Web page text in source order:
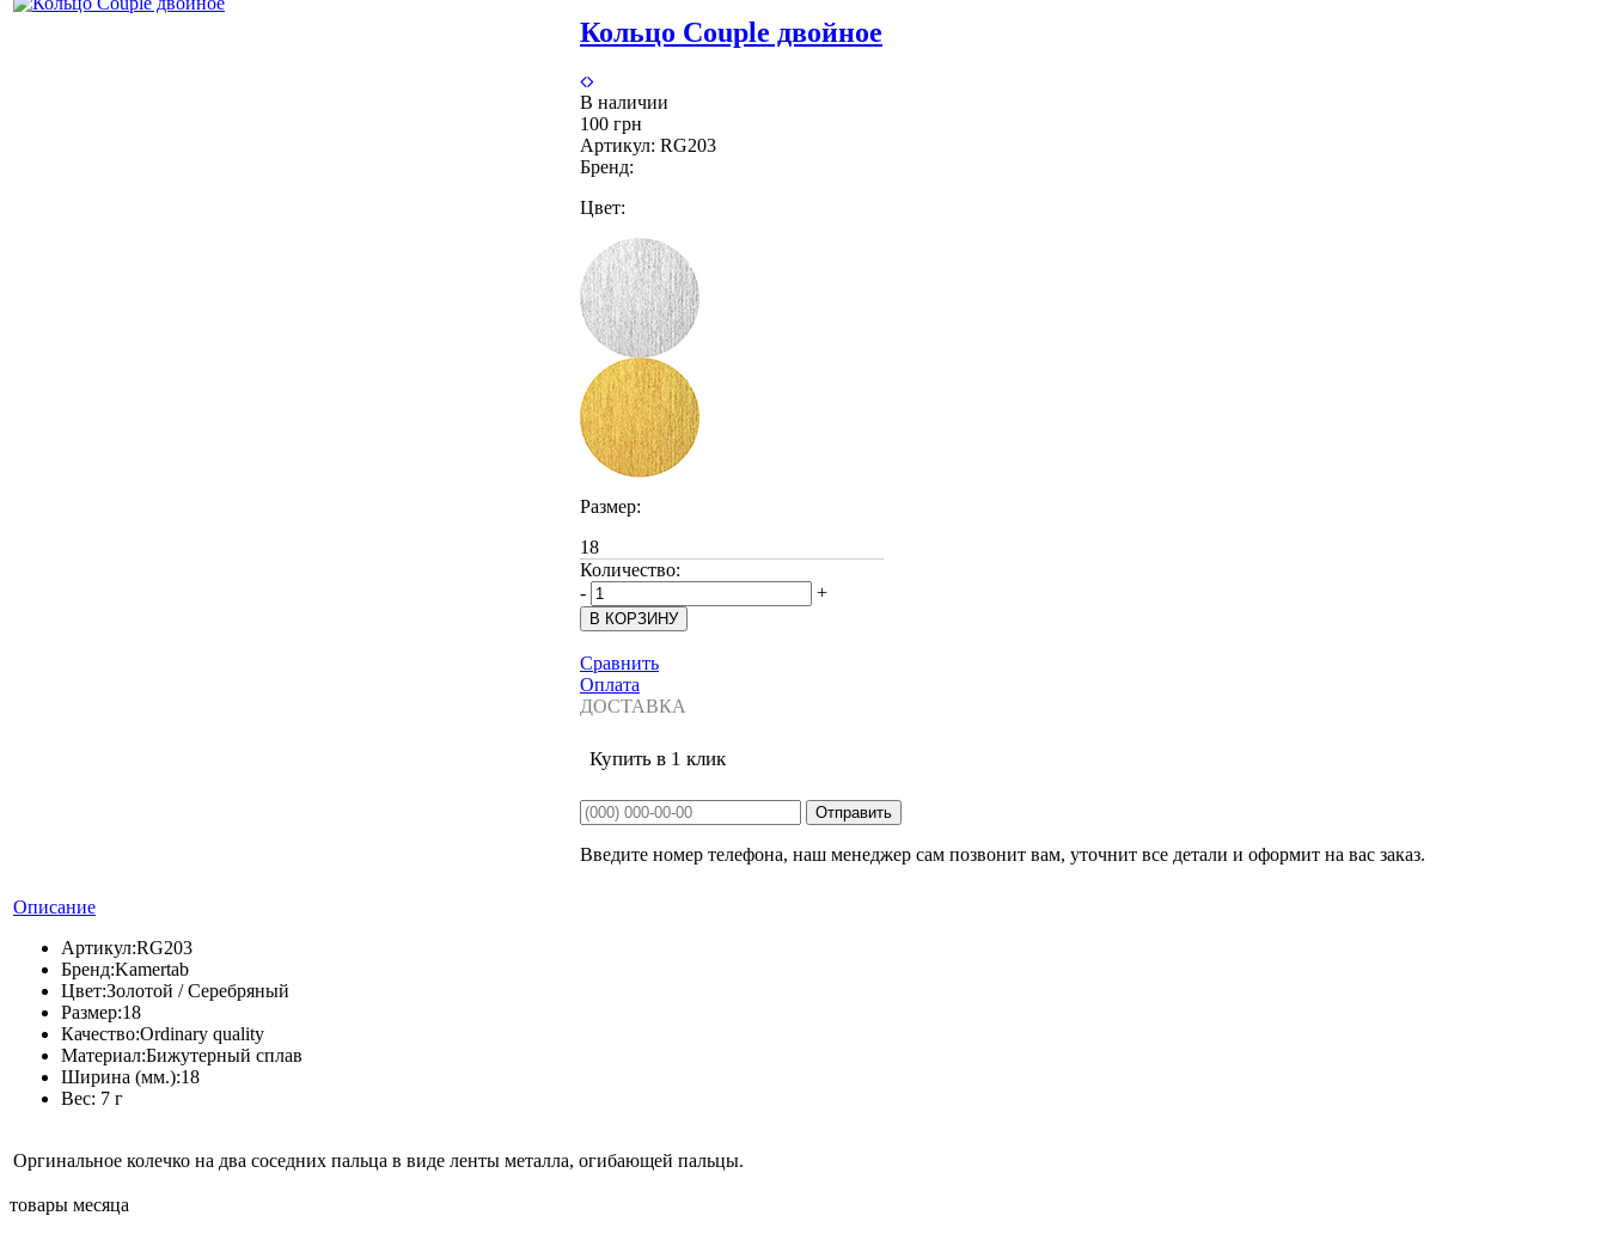
Кольцо Couple двойное
В наличии
100 грн
Артикул: RG203
Бренд:
Цвет:
Размер:
18
Количество:
-
+
Сравнить
Оплата
ДОСТАВКА
Купить в 1 клик
Введите номер телефона, наш менеджер сам позвонит вам, уточнит все детали и оформит на вас заказ.
Описание
Артикул:RG203
Бренд:Kamertab
Цвет:Золотой / Серебряный
Размер:18
Качество:Ordinary quality
Материал:Бижутерный сплав
Ширина (мм.):18
Вес: 7 г
Оргинальное колечко на два соседних пальца в виде ленты металла, огибающей пальцы.
товары месяца